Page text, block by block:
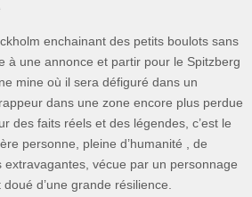
enchainant des petits boulots sans
à une annonce et partir pour le Spitzberg
mine où il sera défiguré dans un
dans une zone encore plus perdue
des faits réels et des légendes, c’est le
personne, pleine d’humanité , de
vécue par un personnage
d’une grande résilience.